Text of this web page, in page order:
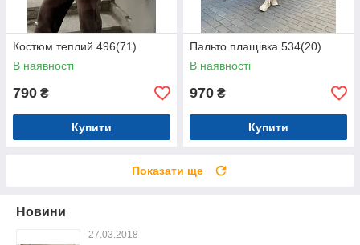
Костюм теплий 496(71)
В наявності
790 ₴
Купити
Пальто плащівка 534(20)
В наявності
970 ₴
Купити
Показати ще
Новини
27.03.2018